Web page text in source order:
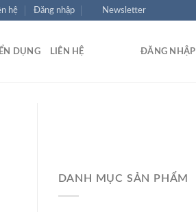
hệ Đăng nhập Newsletter
DỤNG LIÊN HỆ ĐĂNG NHẬP
DANH MỤC SẢN PHẨM